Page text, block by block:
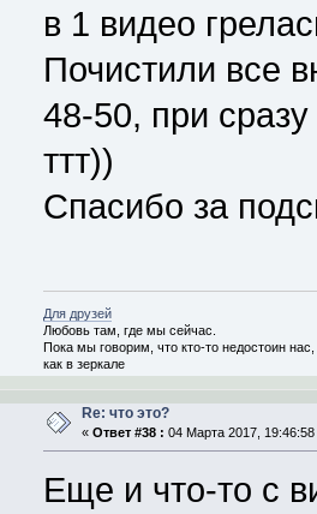
в 1 видео
Почистили все
48-50, при
ттт))
Спасибо за
Для друзей
Любовь там, где мы сейчас.
Пока мы говорим, что кто-то недостоин
как в зеркале
Re: что это?
« Ответ #38 : 04 Марта 2017, 19:46:58
Еще и что-то с